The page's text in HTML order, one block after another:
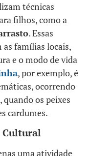
técnicas
filhos, como a
. Essas
as famílias locais,
e o modo de vida
, por exemplo, é
ocorrendo
os peixes
cardumes.
Cultural
uma atividade